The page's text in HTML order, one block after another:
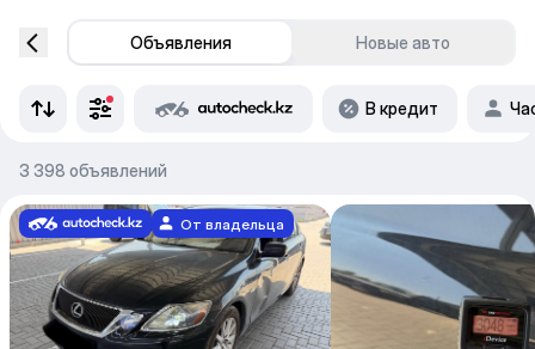
Объявления Новые авто
В кредит
3 398 объявлений
От владельца